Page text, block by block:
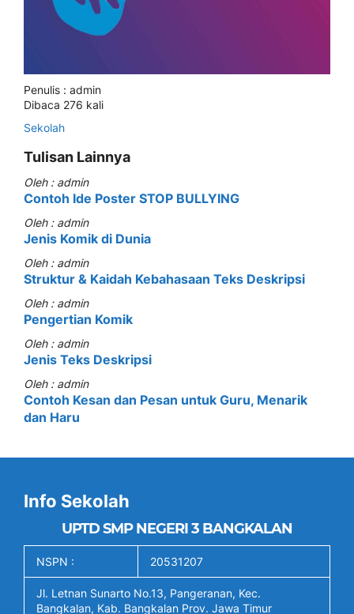
Penulis : admin
Dibaca 276 kali
Sekolah
Tulisan Lainnya
Oleh : admin
Contoh Ide Poster STOP BULLYING
Oleh : admin
Jenis Komik di Dunia
Oleh : admin
Struktur & Kaidah Kebahasaan Teks Deskripsi
Oleh : admin
Pengertian Komik
Oleh : admin
Jenis Teks Deskripsi
Oleh : admin
Contoh Kesan dan Pesan untuk Guru, Menarik
dan Haru
Info Sekolah
UPTD SMP NEGERI 3 BANGKALAN
NSPN : 20531207
Jl. Letnan Sunarto No.13, Pangeranan, Kec.
Bangkalan, Kab. Bangkalan Prov. Jawa Timur